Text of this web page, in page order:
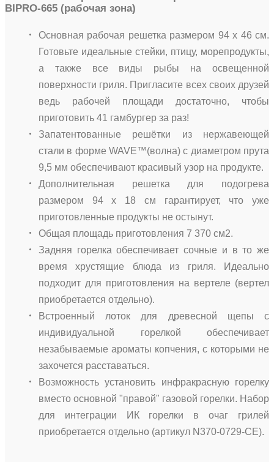
BIPRO-665 (рабочая зона)
Основная рабочая решетка размером 94 x 46 см.
Готовьте идеальные стейки, птицу, морепродукты,
а также все виды рыбы на освещенной
поверхности гриля. Пригласите всех своих друзей
ведь рабочей площади достаточно, чтобы
приготовить 41 гамбургер за раз!
Запатентованные решётки из нержавеющей
стали в форме WAVE™(волна) с диаметром прута
9,5 мм обеспечивают красивый узор на продукте.
Дополнительная решетка для подогрева
размером 94 х 18 см гарантирует, что уже
приготовленные продукты не остынут.
Общая площадь приготовления 7 370 см2.
Задняя горелка обеспечивает сочные и в то же
время хрустящие блюда из гриля. Идеально
подходит для приготовления на вертеле (вертел
приобретается отдельно).
Встроенный лоток для древесной щепы с
индивидуальной горелкой обеспечивает
незабываемые ароматы копчения, с которыми не
захочется расставаться.
Возможность установить инфракрасную горелку
вместо основной "правой" газовой горелки. Набор
для интеграции ИК горелки в очаг грилей
приобретается отдельно (артикул N370-0729-CE).